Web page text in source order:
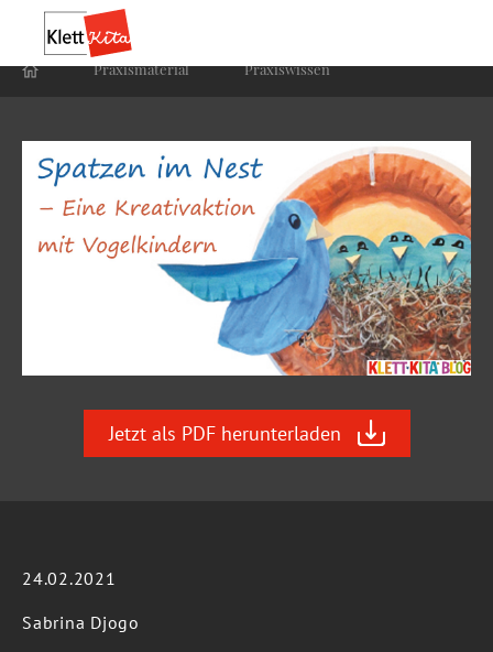
Praxis­material Praxis­wissen
Jetzt als PDF herunterladen
24.02.2021
Sabrina Djogo